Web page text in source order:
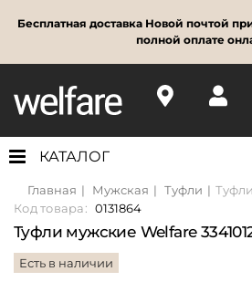
Бесплатная доставка Новой почтой
полной оплате
КАТАЛОГ
Главная Мужская Туфли
Код товара: 0131864
Туфли мужские Welfare
Есть в наличии